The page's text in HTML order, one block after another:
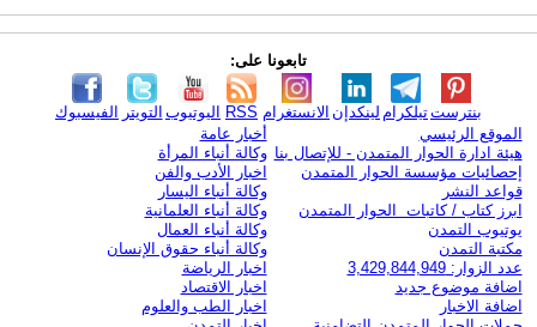
تابعونا على:
الفيسبوك التويتر اليوتيوب RSS الانستغرام لينكدإن تيلكرامبنترست
الموقع الرئيسي
هيئة ادارة الحوار المتمدن - للإتصال بنا
إحصائيات مؤسسة الحوار المتمدن
قواعد النشر
ابرز كتاب / كاتبات الحوار المتمدن
يوتيوب التمدن
مكتبة التمدن
عدد الزوار: 3,429,844,949
اضافة موضوع جديد
اضافة الاخبار
أخبار عامة
وكالة أنباء المرأة
اخبار الأدب والفن
وكالة أنباء اليسار
وكالة أنباء العلمانية
وكالة أنباء العمال
وكالة أنباء حقوق الإنسان
اخبار الرياضة
اخبار الاقتصاد
اخبار الطب والعلوم